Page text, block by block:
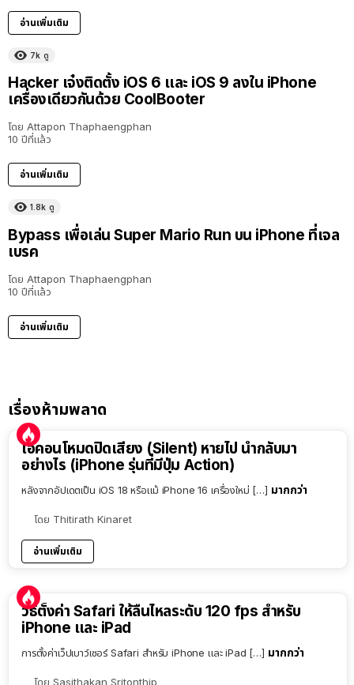
อ่านเพิ่มเติม
7k ดู
Hacker เจ๋งติดตั้ง iOS 6 และ iOS 9 ลงใน iPhone
เครื่องเดียวกันด้วย CoolBooter
โดย Attapon Thaphaengphan
10 ปีที่แล้ว
อ่านเพิ่มเติม
1.8k ดู
Bypass เพื่อเล่น Super Mario Run บน iPhone ที่เจล
เบรค
โดย Attapon Thaphaengphan
10 ปีที่แล้ว
อ่านเพิ่มเติม
เรื่องห้ามพลาด
ไอคอนโหมดปิดเสียง (Silent) หายไป นำกลับมา
อย่างไร (iPhone รุ่นที่มีปุ่ม Action)
หลังจากอัปเดตเป็น iOS 18 หรือแม้ iPhone 16 เครื่องใหม่ […] มากกว่า
โดย Thitirath Kinaret
อ่านเพิ่มเติม
วิธีตั้งค่า Safari ให้ลื่นไหลระดับ 120 fps สำหรับ
iPhone และ iPad
การตั้งค่าเว็ปเบาว์เซอร์ Safari สำหรับ iPhone และ iPad […] มากกว่า
โดย Sasithakan Sritonthip